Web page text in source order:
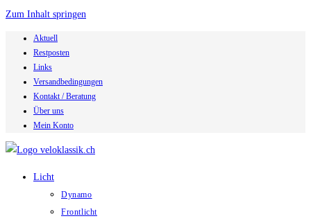
Zum Inhalt springen
Aktuell
Restposten
Links
Versandbedingungen
Kontakt / Beratung
Über uns
Mein Konto
Licht
Dynamo
Frontlicht